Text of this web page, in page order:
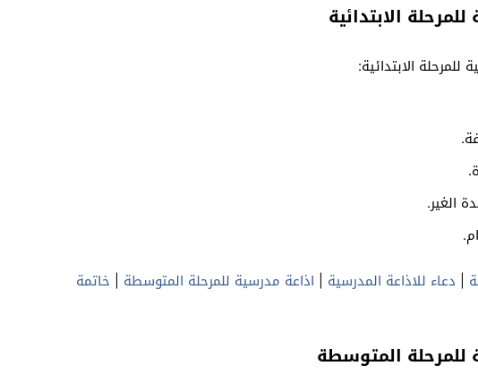
الابتدائية
الابتدائية:
الغير.
| دعاء للاذاعة المدرسية | اذاعة مدرسية للمرحلة المتوسطة | خاتمة
المتوسطة